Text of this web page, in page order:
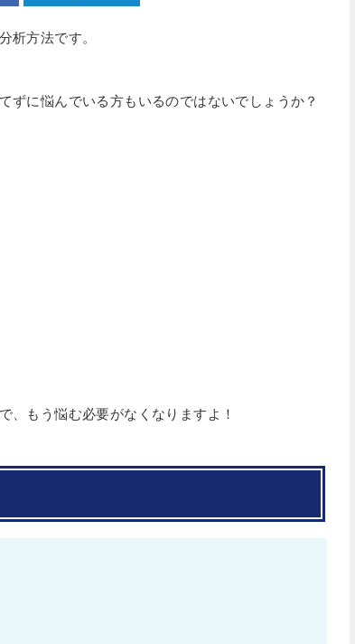
析方法です。
ずに悩んでいる方もいるのではないでしょうか？
、もう悩む必要がなくなりますよ！